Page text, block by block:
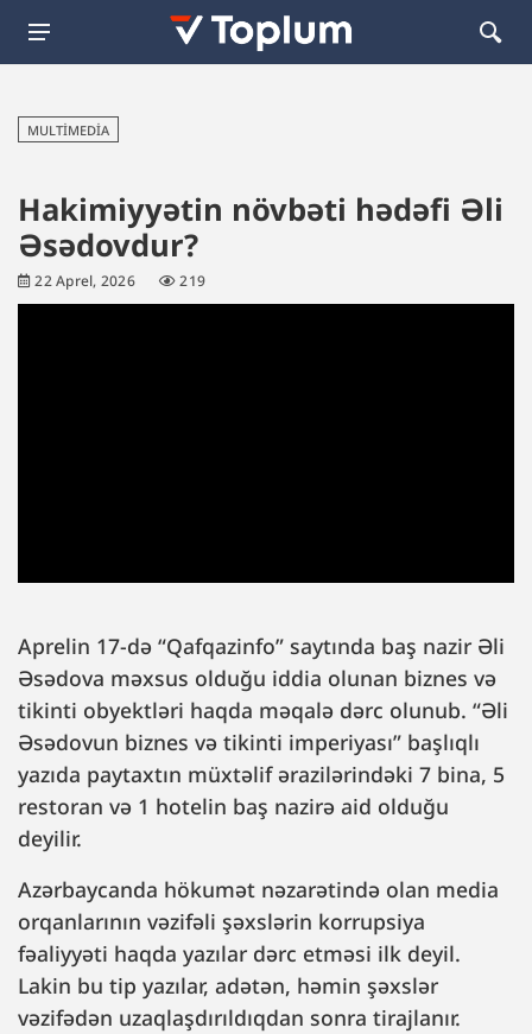
MULTIMEDIA
Hakimiyyətin növbəti hədəfi Əli
Əsədovdur?
22 Aprel, 2026 219
Aprelin 17-də “Qafqazinfo” saytında baş nazir Əli
Əsədova məxsus olduğu iddia olunan biznes və
tikinti obyektləri haqda məqalə dərc olunub. “Əli
Əsədovun biznes və tikinti imperiyası” başlıqlı
yazıda paytaxtın müxtəlif ərazilərindəki 7 bina, 5
restoran və 1 hotelin baş nazirə aid olduğu
deyilir.
Azərbaycanda hökumət nəzarətində olan media
orqanlarının vəzifəli şəxslərin korrupsiya
fəaliyyəti haqda yazılar dərc etməsi ilk deyil.
Lakin bu tip yazılar, adətən, həmin şəxslər
vəzifədən uzaqlaşdırıldıqdan sonra tirajlanır.